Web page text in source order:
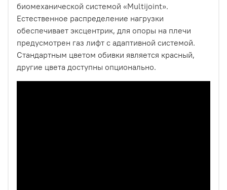
биомеханической системой «Multijoint».
Естественное распределение нагрузки
обеспечивает эксцентрик, для опоры на плечи
предусмотрен газ лифт с адаптивной системой.
Стандартным цветом обивки является красный,
другие цвета доступны опционально.